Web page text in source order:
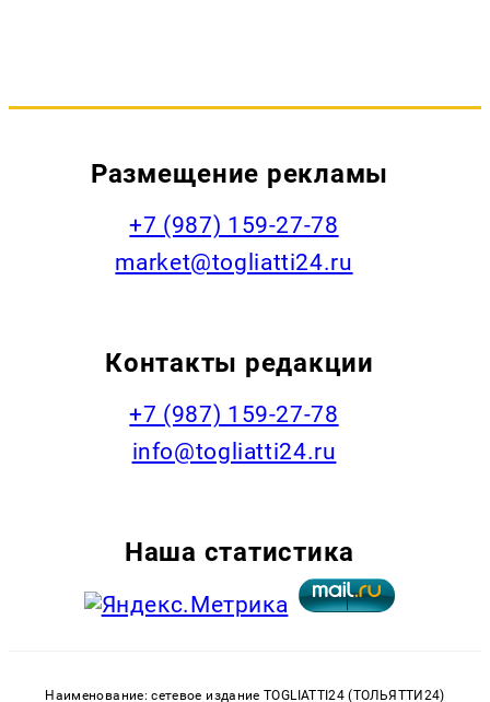
Размещение рекламы
+7 (987) 159-27-78
market@togliatti24.ru
Контакты редакции
+7 (987) 159-27-78
info@togliatti24.ru
Наша статистика
Наименование: сетевое издание TOGLIATTI24 (ТОЛЬЯТТИ24)